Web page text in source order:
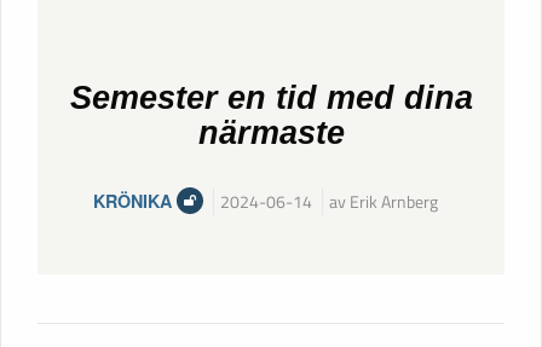
Semester en tid med dina
närmaste
KRÖNIKA 2024-06-14 av Erik Arnberg